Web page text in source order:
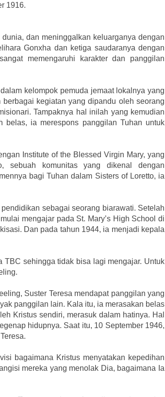
1916.
dan meninggalkan keluarganya dengan
Gonxha dan ketiga saudaranya dengan
memengaruhi karakter dan panggilan
kelompok pemuda jemaat lokalnya yang
kegiatan yang dipandu oleh seorang
Tampaknya hal inilah yang kemudian
belas, ia merespons panggilan Tuhan untuk
Institute of the Blessed Virgin Mary, yang
sebuah komunitas yang dikenal dengan
bagi Tuhan dalam Sisters of Loretto, ia
sebagai seorang biarawati. Setelah
mengajar pada St. Mary’s High School di
Dan pada tahun 1944, ia menjadi kepala
TBC sehingga tidak bisa lagi mengajar. Untuk
Suster Teresa mendapat panggilan yang
panggilan lain. Kala itu, ia merasakan belas
Kristus sendiri, merasuk dalam hatinya. Hal
hidupnya. Saat itu, 10 September 1946,
bagaimana Kristus menyatakan kepedihan
mereka yang menolak Dia, bagaimana Ia